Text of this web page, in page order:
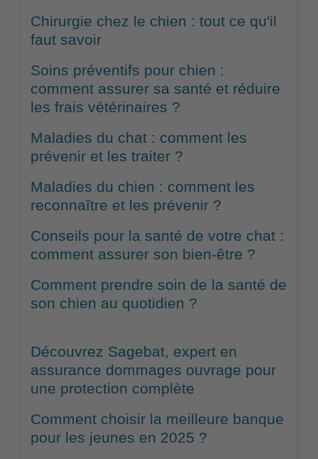
Chirurgie chez le chien : tout ce qu'il
faut savoir
Soins préventifs pour chien :
comment assurer sa santé et réduire
les frais vétérinaires ?
Maladies du chat : comment les
prévenir et les traiter ?
Maladies du chien : comment les
reconnaître et les prévenir ?
Conseils pour la santé de votre chat :
comment assurer son bien-être ?
Comment prendre soin de la santé de
son chien au quotidien ?
Découvrez Sagebat, expert en
assurance dommages ouvrage pour
une protection complète
Comment choisir la meilleure banque
pour les jeunes en 2025 ?